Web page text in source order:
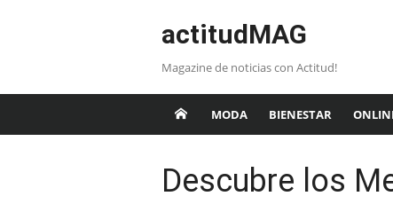
actitudMAG
Magazine de noticias con Actitud!
MODA BIENESTAR
Descubre los